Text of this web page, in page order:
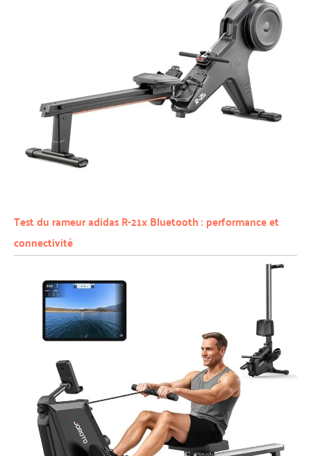
Test du rameur adidas R-21x Bluetooth : performance et
connectivité